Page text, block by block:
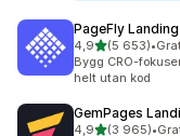
PageFly
4,9av 5 stjärnor
(5 653)
5653 •
Bygg CRO-
helt utan kod
GemPages
4,9av 5 stjärnor
(3 965)•